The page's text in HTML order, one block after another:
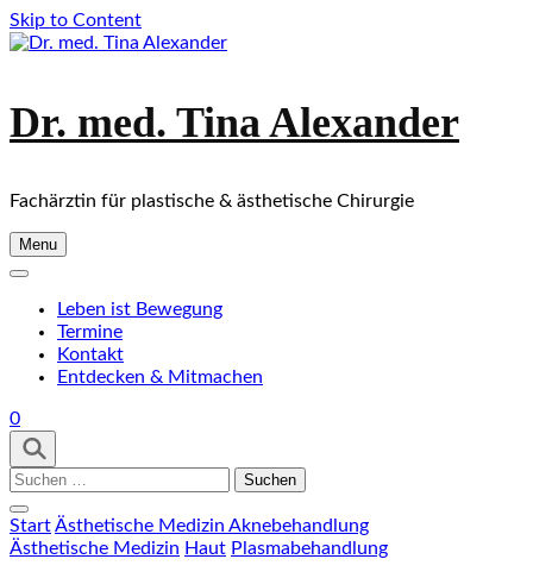
Skip to Content
Dr. med. Tina Alexander
Fachärztin für plastische & ästhetische Chirurgie
Menu
Leben ist Bewegung
Termine
Kontakt
Entdecken & Mitmachen
0
Suchen
StartÄsthetische Medizin Aknebehandlung
Ästhetische Medizin Haut Plasmabehandlung